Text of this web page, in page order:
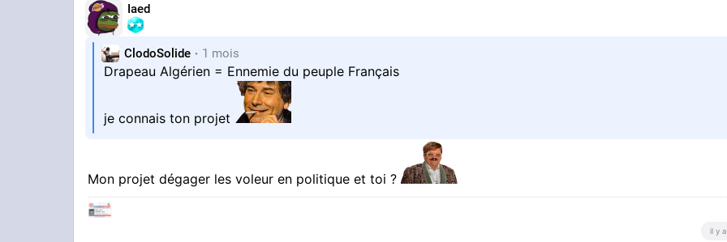
Iaed
ClodoSolide 1 mois
Drapeau Algérien = Ennemie du peuple Français
je connais ton projet
Mon projet dégager les voleur en politique et toi ?
il y